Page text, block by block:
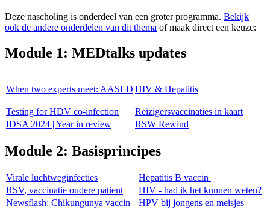
Deze nascholing is onderdeel van een groter programma. Bekijk
ook de andere onderdelen van dit thema of maak direct een keuze:
Module 1: MEDtalks updates
When two experts meet: AASLD HIV & Hepatitis
Testing for HDV co-infection
Reizigersvaccinaties in kaart
IDSA 2024 | Year in review
RSW Rewind
Module 2: Basisprincipes
Virale luchtweginfecties
Hepatitis B vaccin
RSV, vaccinatie oudere patient
HIV - had ik het kunnen weten?
Newsflash: Chikungunya vaccin
HPV bij jongens en meisjes